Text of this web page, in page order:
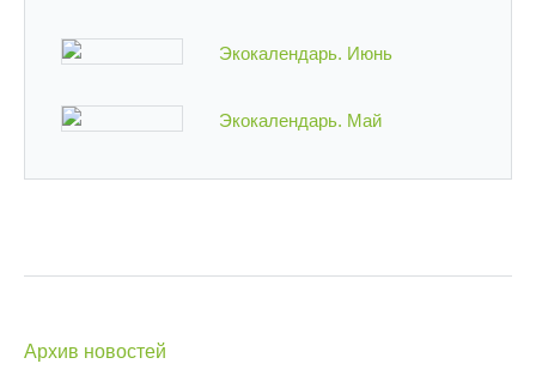
Экокалендарь. Июнь
Экокалендарь. Май
Архив новостей